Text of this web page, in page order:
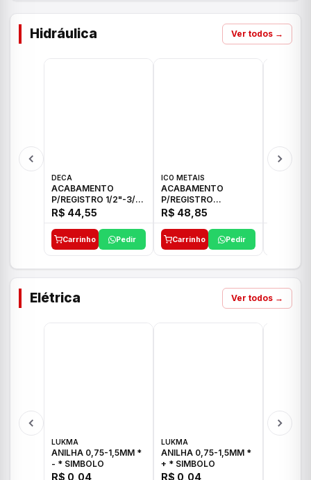
Hidráulica Ver todos →
DECA
ACABAMENTO
P/REGISTRO 1/2"-3/4"
E 1"C21.PQ DECA
R$ 44,55
Carrinho Pedir
ICO METAIS
ACABAMENTO
P/REGISTRO
1/2"-3/4"-1" ACB M
CS 33 ICO
R$ 48,85
Carrinho Pedir
Elétrica Ver todos →
LUKMA
ANILHA 0,75-1,5MM *
- * SIMBOLO
R$ 0,04
LUKMA
ANILHA 0,75-1,5MM *
+ * SIMBOLO
R$ 0,04